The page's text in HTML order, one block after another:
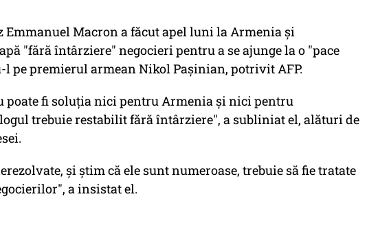
Emmanuel Macron a făcut apel luni la Armenia şi
"fără întârziere" negocieri pentru a se ajunge la o "pace
pe premierul armean Nikol Paşinian, potrivit AFP.
poate fi soluţia nici pentru Armenia şi nici pentru
trebuie restabilit fără întârziere", a subliniat el, alături de
şi ştim că ele sunt numeroase, trebuie să fie tratate
a insistat el.